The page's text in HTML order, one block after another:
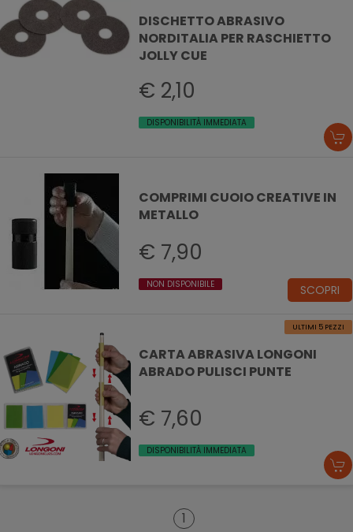
DISCHETTO ABRASIVO
NORDITALIA PER RASCHIETTO
JOLLY CUE
€ 2,10
DISPONIBILITÀ IMMEDIATA
COMPRIMI CUOIO CREATIVE IN
METALLO
€ 7,90
NON DISPONIBILE SCOPRI
ULTIMI 5 PEZZI
CARTA ABRASIVA LONGONI
ABRADO PULISCI PUNTE
€ 7,60
DISPONIBILITÀ IMMEDIATA
1